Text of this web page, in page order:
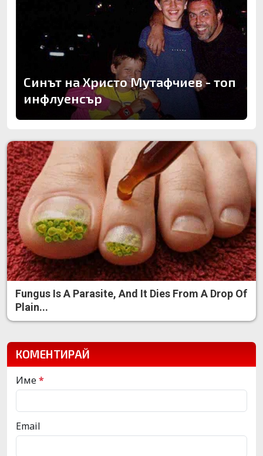
Синът на Христо Мутафчиев - топ
инфлуенсър
Fungus Is A Parasite, And It Dies From A Drop Of
Plain...
КОМЕНТИРАЙ
Име*
Email